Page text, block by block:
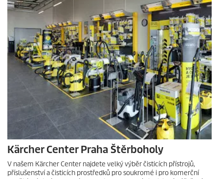
Kärcher Center Praha Štěrboholy
V našem Kärcher Center najdete velký výběr čisticích přístrojů,
příslušenství a čisticích prostředků pro soukromé i pro komerční